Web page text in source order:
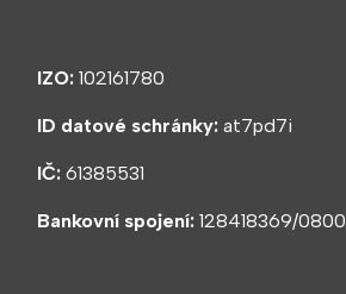
IZO: 102161780
ID datové schránky: at7pd7i
IČ: 61385531
Bankovní spojení: 128418369/0800